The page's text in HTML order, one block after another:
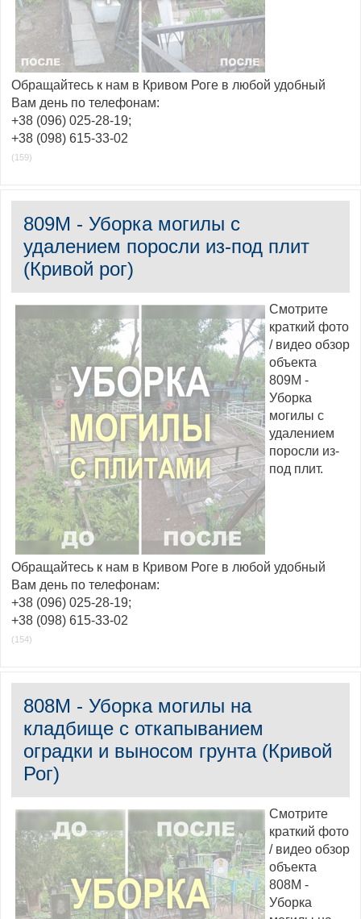
Обращайтесь к нам в Кривом Роге в любой удобный
Вам день по телефонам:
+38 (096) 025-28-19;
+38 (098) 615-33-02
(159)
809M - Уборка могилы с
удалением поросли из-под плит
(Кривой рог)
Смотрите
краткий фото
/ видео обзор
объекта
809M -
Уборка
могилы с
удалением
поросли из-
под плит.
Обращайтесь к нам в Кривом Роге в любой удобный
Вам день по телефонам:
+38 (096) 025-28-19;
+38 (098) 615-33-02
(154)
808M - Уборка могилы на
кладбище с откапыванием
оградки и выносом грунта (Кривой
Рог)
Смотрите
краткий фото
/ видео обзор
объекта
808M -
Уборка